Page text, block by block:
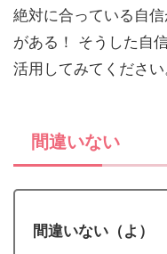
絶対に合っている自
がある！ そうした自
活用してみてください
間違いない
間違いない（よ）